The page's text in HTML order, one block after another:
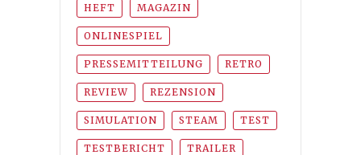
HEFT MAGAZIN
ONLINESPIEL
PRESSEMITTEILUNG RETRO
REVIEW REZENSION
SIMULATION STEAM TEST
TESTBERICHT TRAILER